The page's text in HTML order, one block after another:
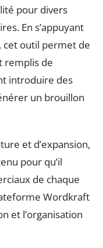
pour divers
En s’appuyant
cet outil permet de
remplis de
introduire des
un brouillon
et d’expansion,
pour qu’il
de chaque
Wordkraft
et l’organisation